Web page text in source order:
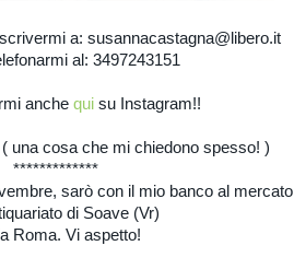
a: susannacastagna@libero.it
al: 3497243151
anche quisu Instagram!!
una cosa che mi chiedono spesso! )
*************
sarò con il mio banco al mercato
di Soave (Vr)
Roma. Vi aspetto!